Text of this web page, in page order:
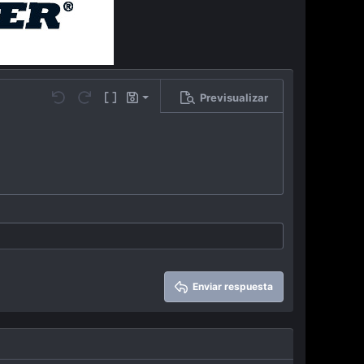
Undo Redo Toggle BB code
Borradores
Guardar borrador
Previsualizar
Enviar respuesta